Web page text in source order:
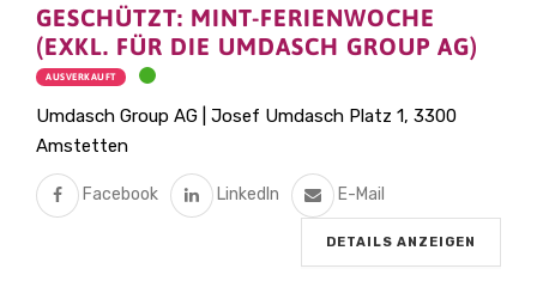
GESCHÜTZT: MINT-FERIENWOCHE
(EXKL. FÜR DIE UMDASCH GROUP AG)
AUSVERKAUFT
Umdasch Group AG | Josef Umdasch Platz 1, 3300
Amstetten
Facebook LinkedIn E-Mail
DETAILS ANZEIGEN